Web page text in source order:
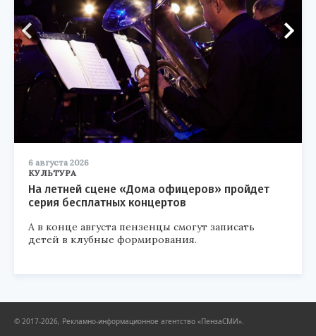
6 августа 2026
КУЛЬТУРА
На летней сцене «Дома офицеров» пройдет
серия бесплатных концертов
А в конце августа пензенцы смогут записать
детей в клубные формирования.
© 2017-2026, Рекламно-информационное агентство «ПензаСМИ».